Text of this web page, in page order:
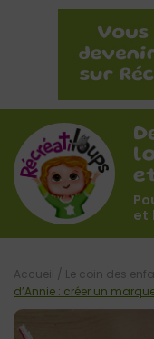
et
Accueil / Le coin des
d’Annie : créer un